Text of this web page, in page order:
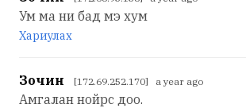
Ум ма ни бад мэ хум
Хариулах
Зочин [172.69.252.170] a year ago
Амгалан нойрс доо.